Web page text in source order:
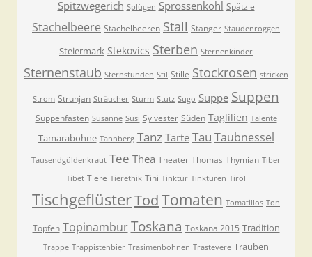
Spitzwegerich Splügen Sprossenkohl Spätzle
Stachelbeere Stachelbeeren Stall Stanger Staudenroggen
Steiermark Stekovics Sterben Sternenkinder
Sternenstaub Sternstunden Stil Stille Stockrosen stricken
Strom Strunjan Sträucher Sturm Stutz Sugo Suppe Suppen
Suppenfasten Susanne Susi Sylvester Süden Taglilien Talente
Tamarabohne Tannberg Tanz Tarte Tau Taubnessel
Tausendgüldenkraut Tee Thea Theater Thomas Thymian Tiber
Tibet Tiere Tierethik Tini Tinktur Tinkturen Tirol
TischgeflüsterTodTomaten Tomatillos Ton
Topfen Topinambur Toskana Toskana 2015 Tradition
Trappe Trappistenbier Trasimenbohnen Trastevere Trauben